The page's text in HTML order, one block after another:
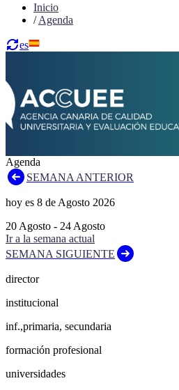
Inicio
/Agenda
es
Agenda
SEMANA ANTERIOR
hoy es 8 de Agosto 2026
20 Agosto - 24 Agosto
Ir a la semana actual
SEMANA SIGUIENTE
director
institucional
inf.,primaria, secundaria
formación profesional
universidades